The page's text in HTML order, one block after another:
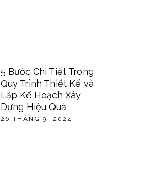
5 Bước Chi Tiết Trong
Quy Trình Thiết Kế và
Lập Kế Hoạch Xây
Dựng Hiệu Quả
26 THÁNG 9, 2024